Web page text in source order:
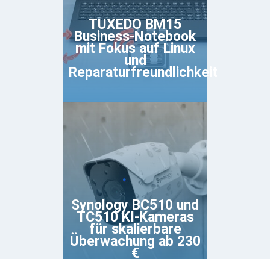
TUXEDO BM15
Business-Notebook
mit Fokus auf Linux
und
Reparaturfreundlichkeit
Synology BC510 und
TC510 KI-Kameras
für skalierbare
Überwachung ab 230
€